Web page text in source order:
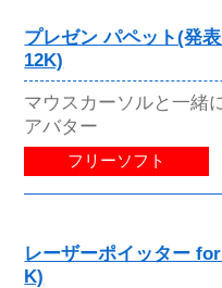
プレゼン パペット(発
12K)
マウスカーソルと一緒
アバター
フリーソフト
レーザーポイッター
K)